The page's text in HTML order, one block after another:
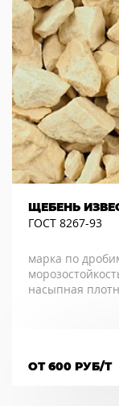
ЩЕБЕНЬ
ГОСТ 8267-93
марка по
насыпная
ОТ 600 РУБ/Т